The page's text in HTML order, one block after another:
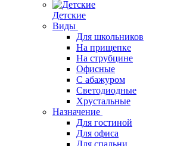
Детские
Виды
Для школьников
На прищепке
На струбцине
Офисные
С абажуром
Светодиодные
Хрустальные
Назначение
Для гостиной
Для офиса
Для спальни